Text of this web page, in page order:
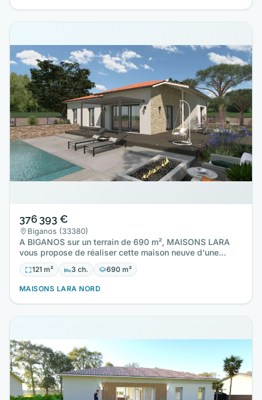
376 393 €
Biganos (33380)
A BIGANOS sur un terrain de 690 m², MAISONS LARA
vous propose de réaliser cette maison neuve d'une
surface de 121 m²…
121 m² 3 ch. 690 m²
MAISONS LARA NORD